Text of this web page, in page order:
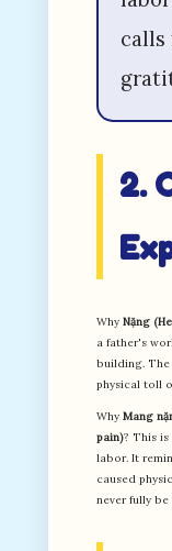
2.
Why Nặng
a father's
building. The
physical toll
Why Mang
pain)? This
labor. It
caused
never fully be